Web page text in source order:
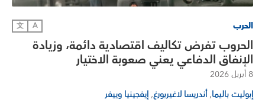
الحرب A
文
الحروب تفرض تكاليف اقتصادية دائمة، وزيادة
الإنفاق الدفاعي يعني صعوبة الاختيار
8 أبريل 2026
إبوليت باليما,أندريسا لاغيربورغ, إيفجينيا وييفر